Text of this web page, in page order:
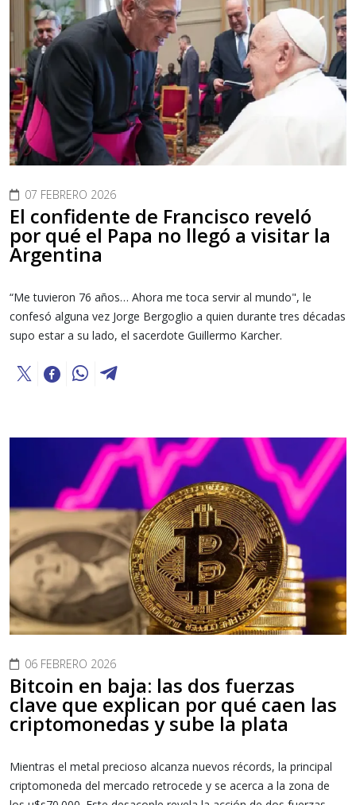
07 FEBRERO 2026
El confidente de Francisco reveló
por qué el Papa no llegó a visitar la
Argentina
“Me tuvieron 76 años… Ahora me toca servir al mundo", le
confesó alguna vez Jorge Bergoglio a quien durante tres décadas
supo estar a su lado, el sacerdote Guillermo Karcher.
06 FEBRERO 2026
Bitcoin en baja: las dos fuerzas
clave que explican por qué caen las
criptomonedas y sube la plata
Mientras el metal precioso alcanza nuevos récords, la principal
criptomoneda del mercado retrocede y se acerca a la zona de